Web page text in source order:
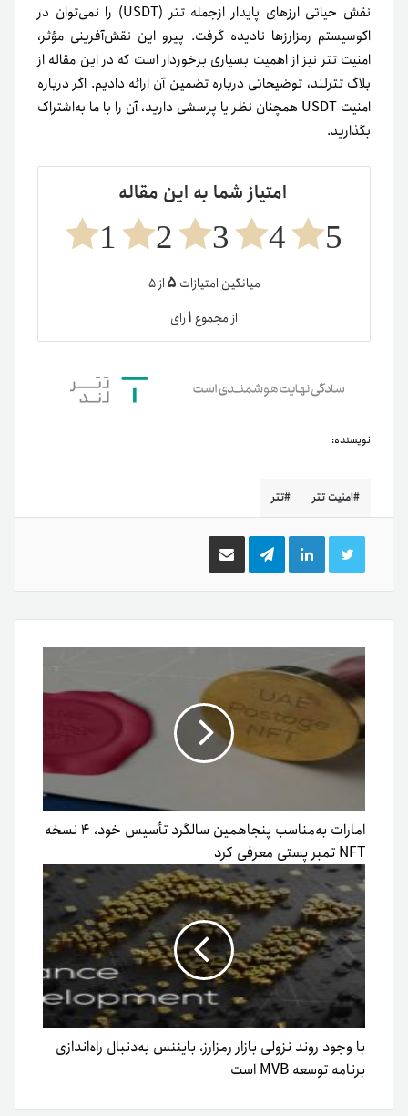
نقش حیاتی ارزهای پایدار ازجمله تتر (USDT) را نمی‌توان در
اکوسیستم رمزارزها نادیده گرفت. پیرو این نقش‌آفرینی مؤثر،
امنیت تتر نیز از اهمیت بسیاری برخوردار است که در این مقاله از
بلاگ تترلند، توضیحاتی درباره تضمین آن ارائه دادیم. اگر درباره
امنیت USDT همچنان نظر یا پرسشی دارید، آن را با
ما به‌اشتراک
بگذارید.
امتیاز شما به این مقاله
5
4
3
2
1
میانگین امتیازات ۵از ۵
از مجموع۱رای
نویسنده:
امنیت تتر تتر
توییتر لینکدینتلگرام اشتراک
گذاری
ایمیل
امارات به‌مناسب پنجاهمین سالگرد تأسیس خود، ۴ نسخه
NFT تمبر پستی معرفی کرد
با وجود روند نزولی بازار رمز‌ارز، بایننس به‌دنبال راه‌اندازی
برنامه توسعه MVB است